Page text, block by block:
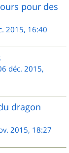
pour des
2015, 16:40
déc. 2015,
dragon
2015, 18:27